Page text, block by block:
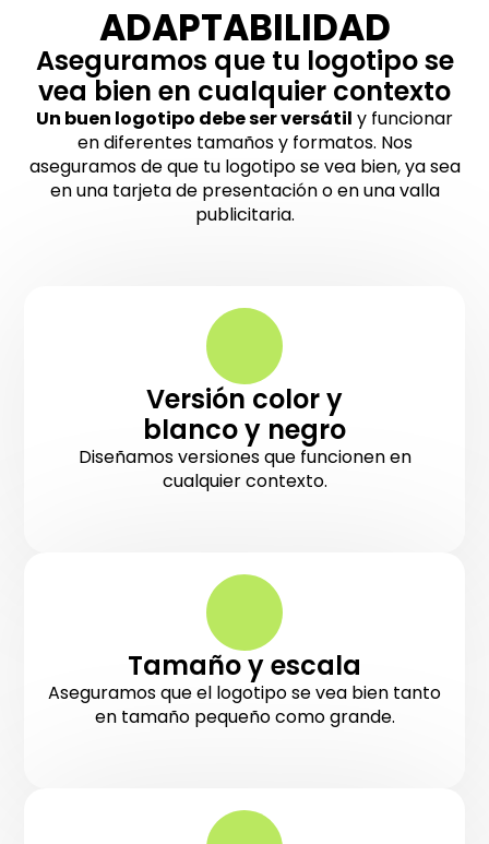
ADAPTABILIDAD
Aseguramos que tu logotipo se
vea bien en cualquier contexto
Un buen logotipo debe ser versátil y funcionar
en diferentes tamaños y formatos. Nos
aseguramos de que tu logotipo se vea bien, ya sea
en una tarjeta de presentación o en una valla
publicitaria.
Versión color y
blanco y negro
Diseñamos versiones que funcionen en
cualquier contexto.
Tamaño y escala
Aseguramos que el logotipo se vea bien tanto
en tamaño pequeño como grande.